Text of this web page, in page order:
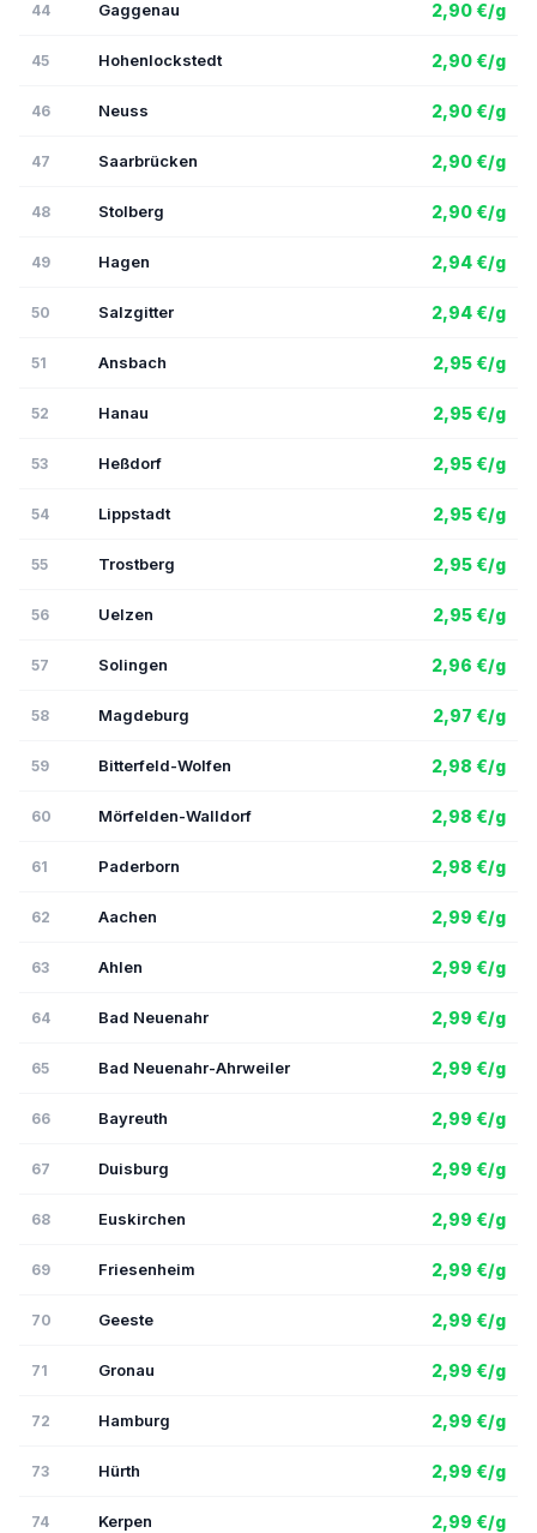
44 Gaggenau 2,90 €/g
45 Hohenlockstedt 2,90 €/g
46 Neuss 2,90 €/g
47 Saarbrücken 2,90 €/g
48 Stolberg 2,90 €/g
49 Hagen 2,94 €/g
50 Salzgitter 2,94 €/g
51 Ansbach 2,95 €/g
52 Hanau 2,95 €/g
53 Heßdorf 2,95 €/g
54 Lippstadt 2,95 €/g
55 Trostberg 2,95 €/g
56 Uelzen 2,95 €/g
57 Solingen 2,96 €/g
58 Magdeburg 2,97 €/g
59 Bitterfeld-Wolfen 2,98 €/g
60 Mörfelden-Walldorf 2,98 €/g
61 Paderborn 2,98 €/g
62 Aachen 2,99 €/g
63 Ahlen 2,99 €/g
64 Bad Neuenahr 2,99 €/g
65 Bad Neuenahr-Ahrweiler 2,99 €/g
66 Bayreuth 2,99 €/g
67 Duisburg 2,99 €/g
68 Euskirchen 2,99 €/g
69 Friesenheim 2,99 €/g
70 Geeste 2,99 €/g
71 Gronau 2,99 €/g
72 Hamburg 2,99 €/g
73 Hürth 2,99 €/g
74 Kerpen 2,99 €/g